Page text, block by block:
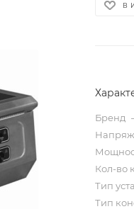
В
Бренд
Кол-во
Тип
Тип